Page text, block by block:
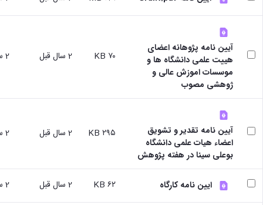
نشریات
فصلنامه
معاونت
پژوهش
و
فناوری
نشریه
مطالعات
فرهنگی
پلیس
فهرست
نشریات
علمی
معتبر
آیین نامه پژوهانه اعضای
هییت علمی دانشگاه ها و
موسسات اموزش عالی و
ژوهشی مصوب
۷۰ KB 2 سال قبل 2 سال قبل
آیین نامه تقدیر و تشویق
اعضاء هیات علمی دانشگاه
بوعلی سینا در هفته پژوهش
۲۹۵ KB 2 سال قبل 2 سال قبل
ایین نامه کارگاه ۶۲ KB 2 سال قبل 2 سال قبل